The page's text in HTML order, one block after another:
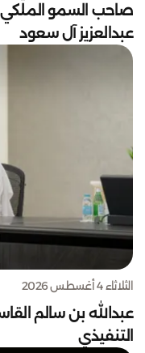
صاحب السمو
عبدالعزيز آل سعود
الثلاثاء 4 أغسطس 2026
عبدالله بن سالم
التنفيذي